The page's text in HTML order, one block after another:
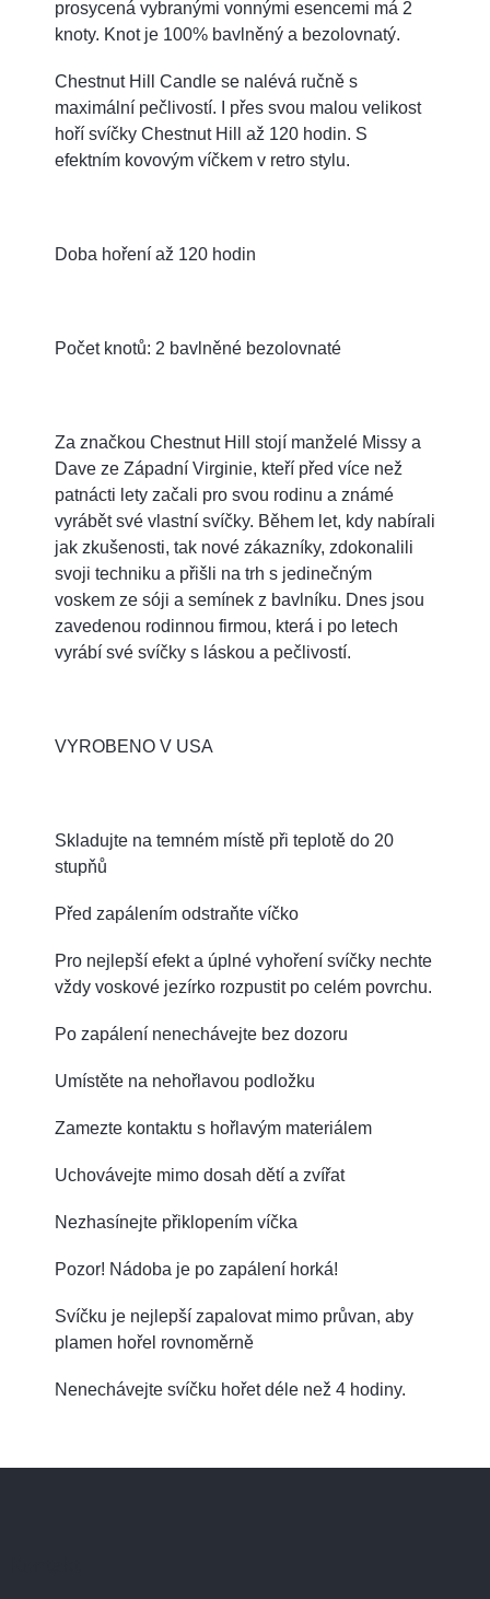
prosycená vybranými vonnými esencemi má 2
knoty. Knot je 100% bavlněný a bezolovnatý.
Chestnut Hill Candle se nalévá ručně s
maximální pečlivostí. I přes svou malou velikost
hoří svíčky Chestnut Hill až 120 hodin. S
efektním kovovým víčkem v retro stylu.
Doba hoření až 120 hodin
Počet knotů: 2 bavlněné bezolovnaté
Za značkou Chestnut Hill stojí manželé Missy a
Dave ze Západní Virginie, kteří před více než
patnácti lety začali pro svou rodinu a známé
vyrábět své vlastní svíčky. Během let, kdy nabírali
jak zkušenosti, tak nové zákazníky, zdokonalili
svoji techniku a přišli na trh s jedinečným
voskem ze sóji a semínek z bavlníku. Dnes jsou
zavedenou rodinnou firmou, která i po letech
vyrábí své svíčky s láskou a pečlivostí.
VYROBENO V USA
Skladujte na temném místě při teplotě do 20
stupňů
Před zapálením odstraňte víčko
Pro nejlepší efekt a úplné vyhoření svíčky nechte
vždy voskové jezírko rozpustit po celém povrchu.
Po zapálení nenechávejte bez dozoru
Umístěte na nehořlavou podložku
Zamezte kontaktu s hořlavým materiálem
Uchovávejte mimo dosah dětí a zvířat
Nezhasínejte přiklopením víčka
Pozor! Nádoba je po zapálení horká!
Svíčku je nejlepší zapalovat mimo průvan, aby
plamen hořel rovnoměrně
Nenechávejte svíčku hořet déle než 4 hodiny.